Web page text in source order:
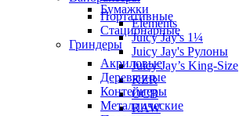
Бумажки
Elements
Juicy Jay's 1¼
Juicy Jay's Рулоны
Juicy Jay’s King-Size
KZR
OCB
RAW
Портативные
Стационарные
Гриндеры
Акриловые
Деревянные
Контейнеры
Металлические